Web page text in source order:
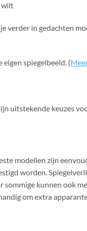
wilt
verder in gedachten
spiegelbeeld. (
uitstekende keuzes
modellen zijn
worden.
sommige kunnen ook
om extra